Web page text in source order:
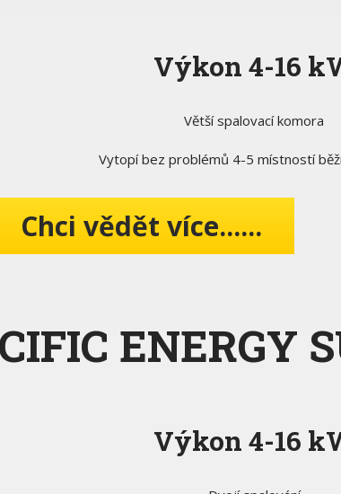
Výkon 4-16
Větší spalovací komora
Vytopí bez problémů 4-5 místností
Chci vědět více......
ENERGY
Výkon 4-16